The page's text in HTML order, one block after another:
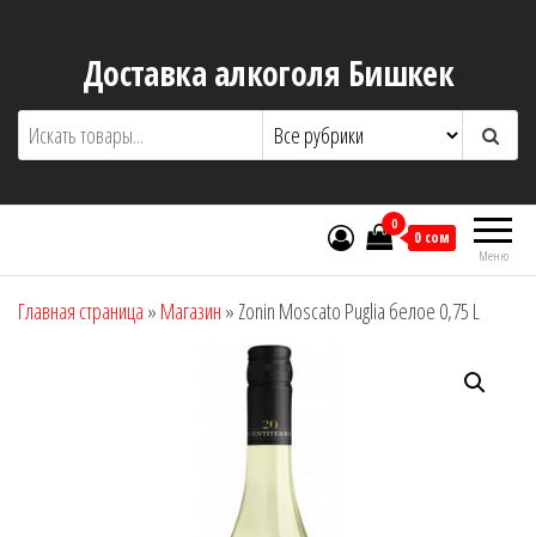
содержимомуДоставка алкоголя Бишкек
Меню
0
0 сом
Главная страница » Магазин » Zonin Moscato Puglia белое 0,75 L